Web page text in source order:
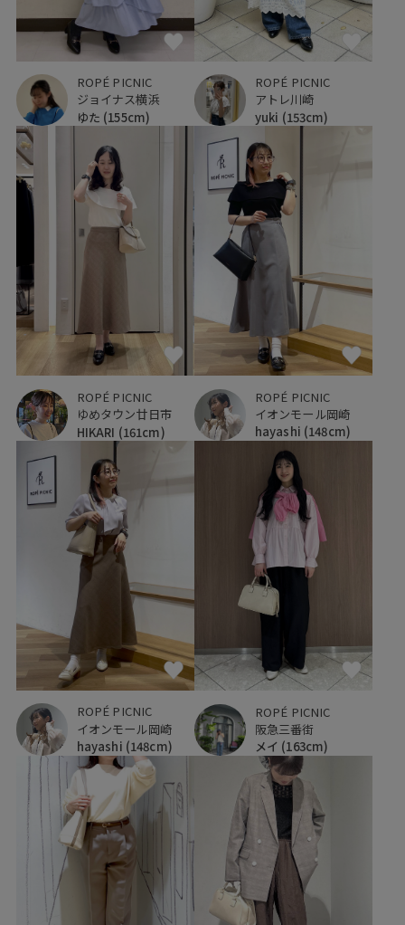
ROPÉ PICNIC
ジョイナス横浜
ゆた (155cm)
ROPÉ PICNIC
アトレ川崎
yuki (153cm)
ROPÉ PICNIC
ゆめタウン廿日市
HIKARI (161cm)
ROPÉ PICNIC
イオンモール岡崎
hayashi (148cm)
ROPÉ PICNIC
イオンモール岡崎
hayashi (148cm)
ROPÉ PICNIC
阪急三番街
メイ (163cm)